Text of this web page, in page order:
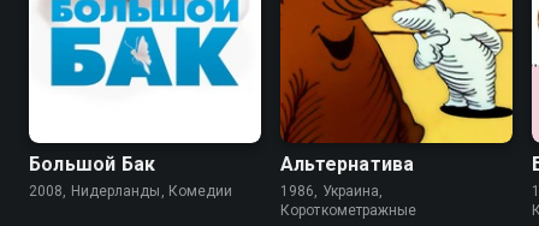
Большой Бак
2008, Нидерланды, Комедии
6.8
Альтернатива
1986, Украина,
Короткометражные